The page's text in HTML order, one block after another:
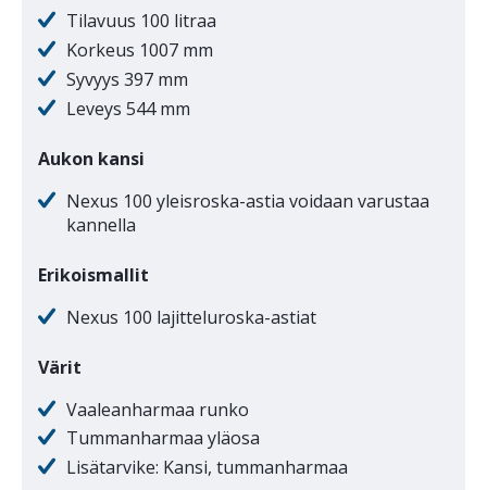
Tilavuus 100 litraa
Korkeus 1007 mm
Syvyys 397 mm
Leveys 544 mm
Aukon kansi
Nexus 100 yleisroska-astia voidaan varustaa
kannella
Erikoismallit
Nexus 100 lajitteluroska-astiat
Värit
Vaaleanharmaa runko
Tummanharmaa yläosa
Lisätarvike: Kansi, tummanharmaa